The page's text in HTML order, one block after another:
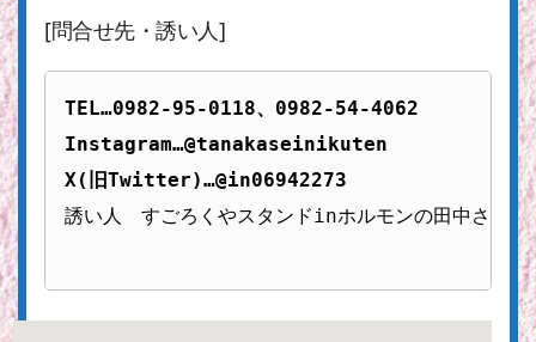
[問合せ先・誘い人]
TEL…0982-95-0118、0982-54-4062
Instagram…@tanakaseinikuten
X(旧Twitter)…@in06942273
誘い人　すごろくやスタンドinホルモンの田中さん